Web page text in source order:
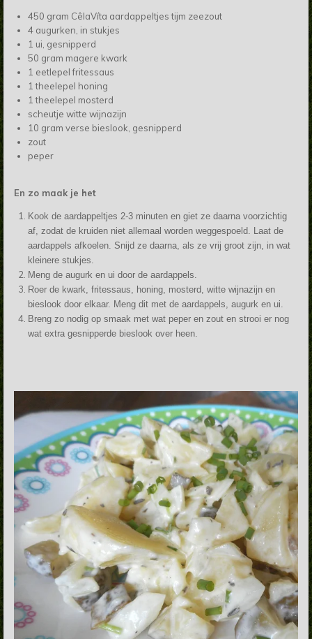
450 gram CêlaVíta aardappeltjes tijm zeezout
4 augurken, in stukjes
1 ui, gesnipperd
50 gram magere kwark
1 eetlepel fritessaus
1 theelepel honing
1 theelepel mosterd
scheutje witte wijnazijn
10 gram verse bieslook, gesnipperd
zout
peper
En zo maak je het
Kook de aardappeltjes 2-3 minuten en giet ze daarna voorzichtig
af, zodat de kruiden niet allemaal worden weggespoeld. Laat de
aardappels afkoelen. Snijd ze daarna, als ze vrij groot zijn, in wat
kleinere stukjes.
Meng de augurk en ui door de aardappels.
Roer de kwark, fritessaus, honing, mosterd, witte wijnazijn en
bieslook door elkaar. Meng dit met de aardappels, augurk en ui.
Breng zo nodig op smaak met wat peper en zout en strooi er nog
wat extra gesnipperde bieslook over heen.